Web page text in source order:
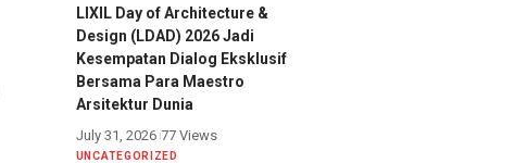
LIXIL Day of Architecture &
Design (LDAD) 2026 Jadi
Kesempatan Dialog Eksklusif
Bersama Para Maestro
Arsitektur Dunia
July 31, 2026 77 Views
UNCATEGORIZED